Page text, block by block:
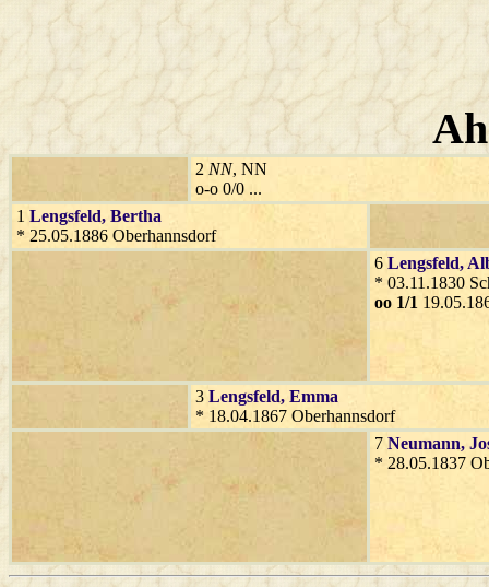
2 NN, NN
o-o 0/0 ...
1 Lengsfeld, Bertha
* 25.05.1886 Oberhannsdorf
6 Lengsfeld,
* 03.11.1830
oo 1/1
3 Lengsfeld, Emma
* 18.04.1867 Oberhannsdorf
7 Neumann,
* 28.05.1837